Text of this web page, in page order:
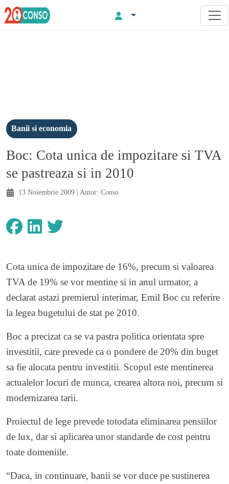
Banii si economia
Boc: Cota unica de impozitare si TVA
se pastreaza si in 2010
13 Noiembrie 2009 | Autor: Conso
Cota unica de impozitare de 16%, precum si valoarea
TVA de 19% se vor mentine si in anul urmator, a
declarat astazi premierul interimar, Emil Boc cu referire
la legea bugetului de stat pe 2010.
Boc a precizat ca se va pastra politica orientata spre
investitii, care prevede ca o pondere de 20% din buget
sa fie alocata pentru investitii. Scopul este mentinerea
actualelor locuri de munca, crearea altora noi, precum si
modernizarea tarii.
Proiectul de lege prevede totodata eliminarea pensiilor
de lux, dar si aplicarea unor standarde de cost pentru
toate domeniile.
“Daca, in continuare, banii se vor duce pe sustinerea